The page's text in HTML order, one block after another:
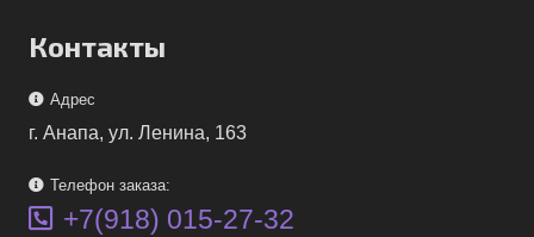
Контакты
Адрес
г. Анапа, ул. Ленина, 163
Телефон заказа:
+7(918) 015-27-32